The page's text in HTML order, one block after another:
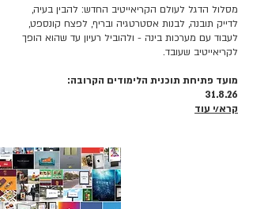
מסלול הדגל לעולם הקריאייטיב החדש: להבין בעיה,
לדייק תובנה, לבנות אסטרטגיה ובריף, לפצח קונספט,
לעבוד עם מערכות בינה - ולהוביל רעיון עד שהוא הופך
לקריאייטיב שעובד.
מועד פתיחת תוכנית הלימודים הקרובה:
31.8.26
קרא/י עוד